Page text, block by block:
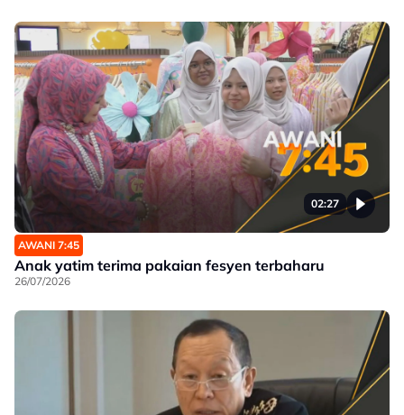
02:27
AWANI 7:45
Anak yatim terima pakaian fesyen terbaharu
26/07/2026